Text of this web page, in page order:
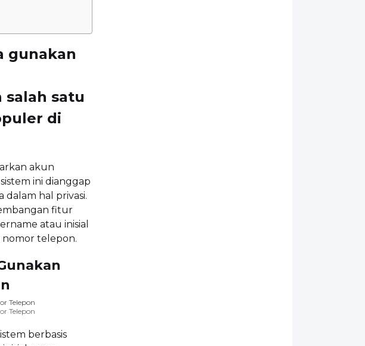
gunakan
satu
di
akun
ini dianggap
dalam hal privasi.
fitur
atau inisial
nomor telepon.
Telepon
Telepon
berbasis